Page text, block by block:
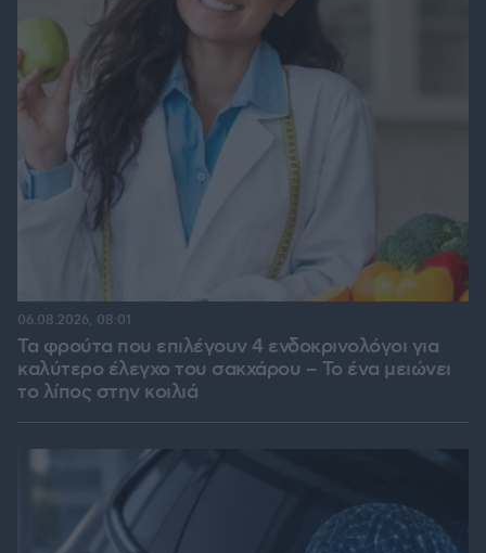
Τα φρούτα που επιλέγουν 4 ενδοκρινολόγοι για
καλύτερο έλεγχο του σακχάρου – Το ένα μειώνει
το λίπος στην κοιλιά
06.08.2026, 08:01